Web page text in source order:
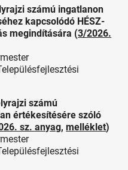
számú ingatlanon
kapcsolódó HÉSZ-
megindítására (3/2026.
számú
értékesítésére szóló
sz. anyag,melléklet)